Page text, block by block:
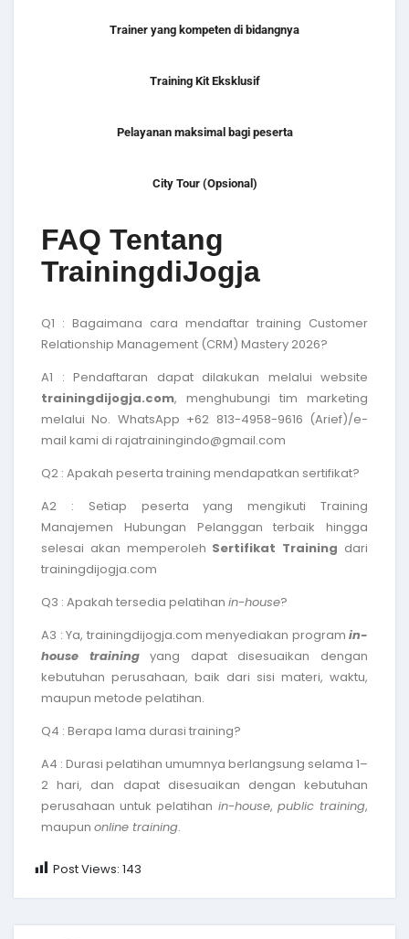
Trainer yang kompeten di bidangnya
Training Kit Eksklusif
Pelayanan maksimal bagi peserta
City Tour (Opsional)
FAQ Tentang
TrainingdiJogja
Q1 : Bagaimana cara mendaftar training Customer
Relationship Management (CRM) Mastery 2026?
A1 : Pendaftaran dapat dilakukan melalui website
trainingdijogja.com, menghubungi tim marketing
melalui No. WhatsApp +62 813-4958-9616 (Arief)/e-
mail kami di rajatrainingindo@gmail.com
Q2 : Apakah peserta training mendapatkan sertifikat?
A2 : Setiap peserta yang mengikuti Training
Manajemen Hubungan Pelanggan terbaik hingga
selesai akan memperoleh Sertifikat Training dari
trainingdijogja.com
Q3 : Apakah tersedia pelatihan in-house?
A3 : Ya, trainingdijogja.com menyediakan program in-
house trainingyang dapat disesuaikan dengan
kebutuhan perusahaan, baik dari sisi materi, waktu,
maupun metode pelatihan.
Q4 : Berapa lama durasi training?
A4 : Durasi pelatihan umumnya berlangsung selama 1–
2 hari, dan dapat disesuaikan dengan kebutuhan
perusahaan untuk pelatihan in-house, public training,
maupun online training.
Post Views: 143